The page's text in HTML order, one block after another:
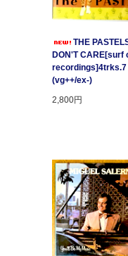
THE
DON'T CARE[surf
recordings]4trks.7
(vg++/ex-)
2,800円